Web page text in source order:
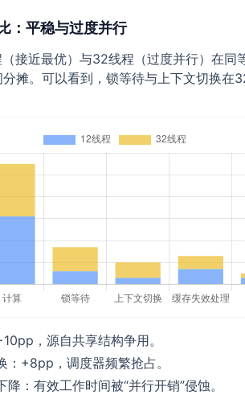
：平稳与过度并行
接近最优）与32线程（过度并行）在同
摊。可以看到，锁等待与上下文切换在
，源自共享结构争用。
：+8pp，调度器频繁抢占。
降：有效工作时间被“并行开销”侵蚀。